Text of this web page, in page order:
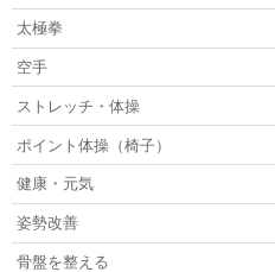
太極拳
空手
ストレッチ・体操
ポイント体操（椅子）
健康・元気
姿勢改善
骨盤を整える